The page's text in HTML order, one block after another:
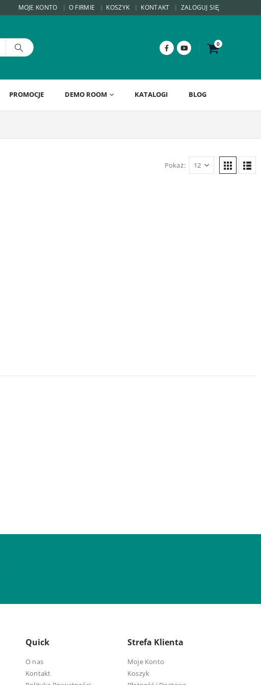
MOJE KONTO O FIRMIE KOSZYK KONTAKT ZALOGUJ SIĘ
0
PROMOCJE DEMO ROOM KATALOGI BLOG
Pokaż:
Quick
O nas
Kontakt
Strefa Klienta
Moje Konto
Koszyk